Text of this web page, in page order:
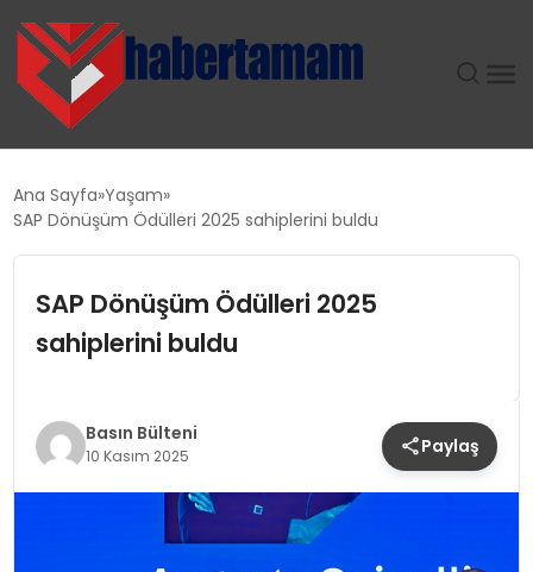
SPOR
SAĞLIK
EKONOMI
MAGAZIN
Ana Sayfa Yaşam
SAP Dönüşüm Ödülleri 2025 sahiplerini buldu
SAP Dönüşüm Ödülleri 2025
sahiplerini buldu
Basın Bülteni
10 Kasım 2025 Paylaş